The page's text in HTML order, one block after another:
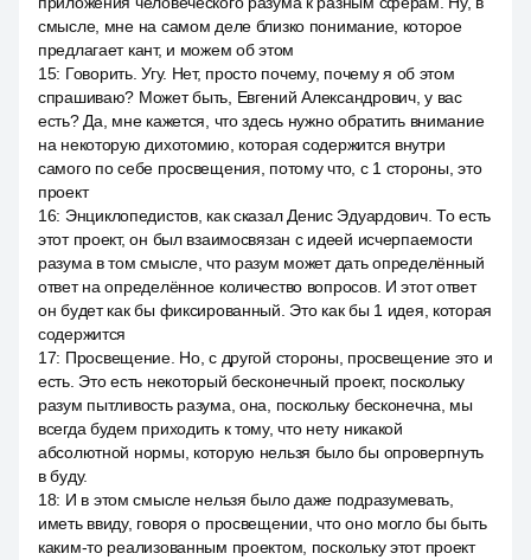
смысле, мне на самом деле близко понимание, которое
предлагает кант, и можем об этом
15: Говорить. Угу. Нет, просто почему, почему я об этом
спрашиваю? Может быть, Евгений Александрович, у вас
есть? Да, мне кажется, что здесь нужно обратить внимание
на некоторую дихотомию, которая содержится внутри
самого по себе просвещения, потому что, с 1 стороны, это
проект
16: Энциклопедистов, как сказал Денис Эдуардович. То есть
этот проект, он был взаимосвязан с идеей исчерпаемости
разума в том смысле, что разум может дать определённый
ответ на определённое количество вопросов. И этот ответ
он будет как бы фиксированный. Это как бы 1 идея, которая
содержится
17: Просвещение. Но, с другой стороны, просвещение это и
есть. Это есть некоторый бесконечный проект, поскольку
разум пытливость разума, она, поскольку бесконечна, мы
всегда будем приходить к тому, что нету никакой
абсолютной нормы, которую нельзя было бы опровергнуть
в буду.
18: И в этом смысле нельзя было даже подразумевать,
иметь ввиду, говоря о просвещении, что оно могло бы быть
каким-то реализованным проектом, поскольку этот проект